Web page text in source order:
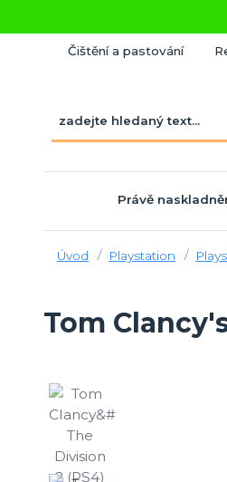
Čištění a pastování
Právě
Úvod Playstation
Tom